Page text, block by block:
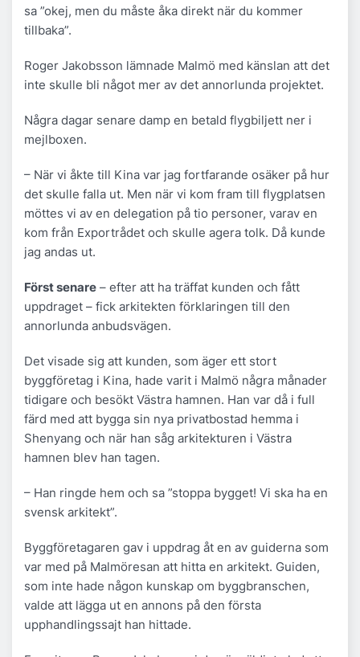
sa ”okej, men du måste åka direkt när du kommer
tillbaka”.
Roger Jakobsson lämnade Malmö med känslan att det
inte skulle bli något mer av det annorlunda projektet.
Några dagar senare damp en betald flygbiljett ner i
mejlboxen.
– När vi åkte till Kina var jag fortfarande osäker på hur
det skulle falla ut. Men när vi kom fram till flygplatsen
möttes vi av en delegation på tio personer, varav en
kom från Exportrådet och skulle agera tolk. Då kunde
jag andas ut.
Först senare – efter att ha träffat kunden och fått
uppdraget – fick arkitekten förklaringen till den
annorlunda anbudsvägen.
Det visade sig att kunden, som äger ett stort
byggföretag i Kina, hade varit i Malmö några månader
tidigare och besökt Västra hamnen. Han var då i full
färd med att bygga sin nya privatbostad hemma i
Shenyang och när han såg arkitekturen i Västra
hamnen blev han tagen.
– Han ringde hem och sa ”stoppa bygget! Vi ska ha en
svensk arkitekt”.
Byggföretagaren gav i uppdrag åt en av guiderna som
var med på Malmöresan att hitta en arkitekt. Guiden,
som inte hade någon kunskap om byggbranschen,
valde att lägga ut en annons på den första
upphandlingssajt han hittade.